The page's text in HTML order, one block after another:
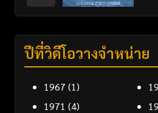
ปีที่วิดีโอวางจำหน่าย
1967 (1)
1971 (4)